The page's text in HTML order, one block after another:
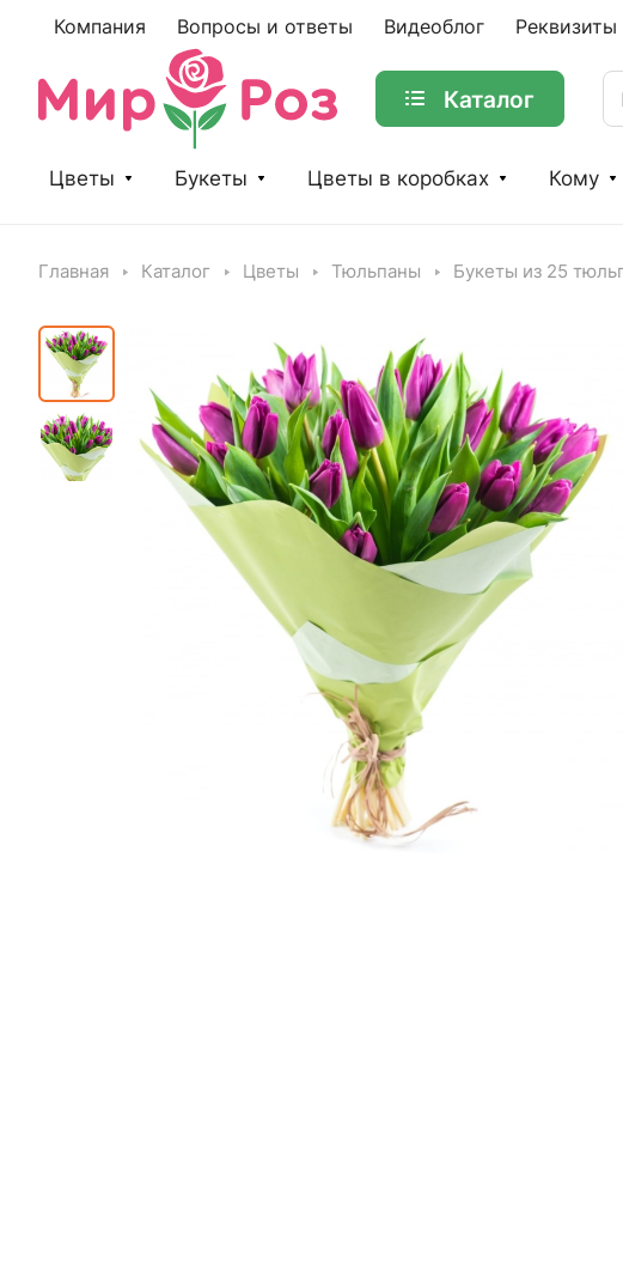
Компания Вопросы и ответы Видеоблог Реквизиты
Каталог
Цветы Букеты Цветы в коробках Кому
Главная Каталог Цветы Тюльпаны Букеты из 25